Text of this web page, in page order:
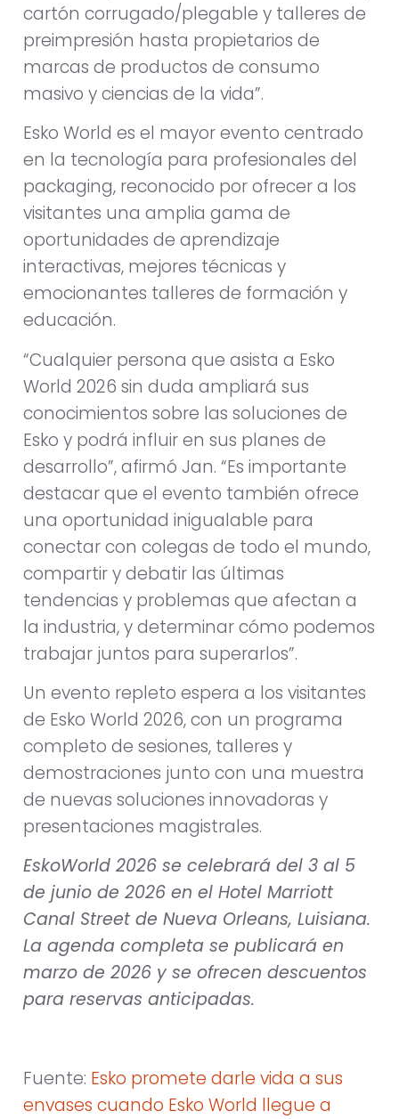
cartón corrugado/plegable y talleres de
preimpresión hasta propietarios de
marcas de productos de consumo
masivo y ciencias de la vida”.
Esko World es el mayor evento centrado
en la tecnología para profesionales del
packaging, reconocido por ofrecer a los
visitantes una amplia gama de
oportunidades de aprendizaje
interactivas, mejores técnicas y
emocionantes talleres de formación y
educación.
“Cualquier persona que asista a Esko
World 2026 sin duda ampliará sus
conocimientos sobre las soluciones de
Esko y podrá influir en sus planes de
desarrollo”, afirmó Jan. “Es importante
destacar que el evento también ofrece
una oportunidad inigualable para
conectar con colegas de todo el mundo,
compartir y debatir las últimas
tendencias y problemas que afectan a
la industria, y determinar cómo podemos
trabajar juntos para superarlos”.
Un evento repleto espera a los visitantes
de Esko World 2026, con un programa
completo de sesiones, talleres y
demostraciones junto con una muestra
de nuevas soluciones innovadoras y
presentaciones magistrales.
EskoWorld 2026 se celebrará del 3 al 5
de junio de 2026 en el Hotel Marriott
Canal Street de Nueva Orleans, Luisiana.
La agenda completa se publicará en
marzo de 2026 y se ofrecen descuentos
para reservas anticipadas.
Fuente: Esko promete darle vida a sus
envases cuando Esko World llegue a